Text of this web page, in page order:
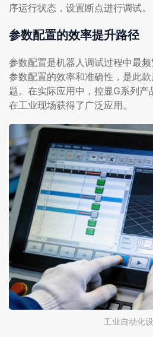
序运行状态，设置断点进行调试。
参数配置的效率提升路径
参数配置是机器人调试过程中最
参数配置的效率和准确性，是此
题。在实际应用中，控显G系列产
在工业现场获得了广泛应用。
工业自动化